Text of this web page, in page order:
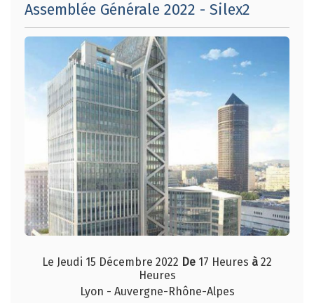
Assemblée Générale 2022 - Silex2
Le Jeudi 15 Décembre 2022 De 17 Heures à 22
Heures
Lyon - Auvergne-Rhône-Alpes